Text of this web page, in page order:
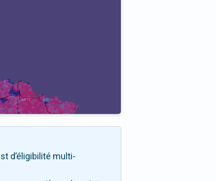
d’éligibilité multi-